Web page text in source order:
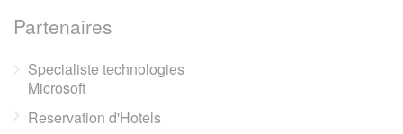
Partenaires
Specialiste technologies
Microsoft
Reservation d'Hotels